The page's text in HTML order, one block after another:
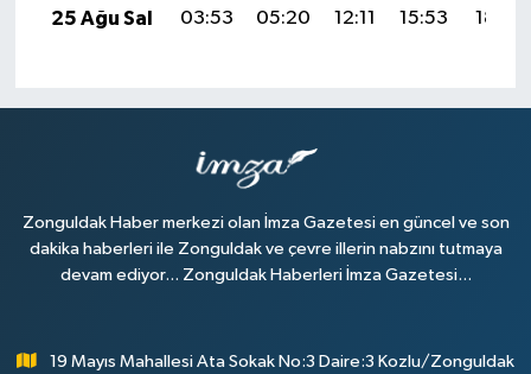
25 Ağu Sal
03:53 05:20 12:11 15:53 18:52
Zonguldak Haber merkezi olan İmza Gazetesi en güncel ve son
dakika haberleri ile Zonguldak ve çevre illerin nabzını tutmaya
devam ediyor... Zonguldak Haberleri İmza Gazetesi...
19 Mayıs Mahallesi Ata Sokak No:3 Daire:3 Kozlu/Zonguldak